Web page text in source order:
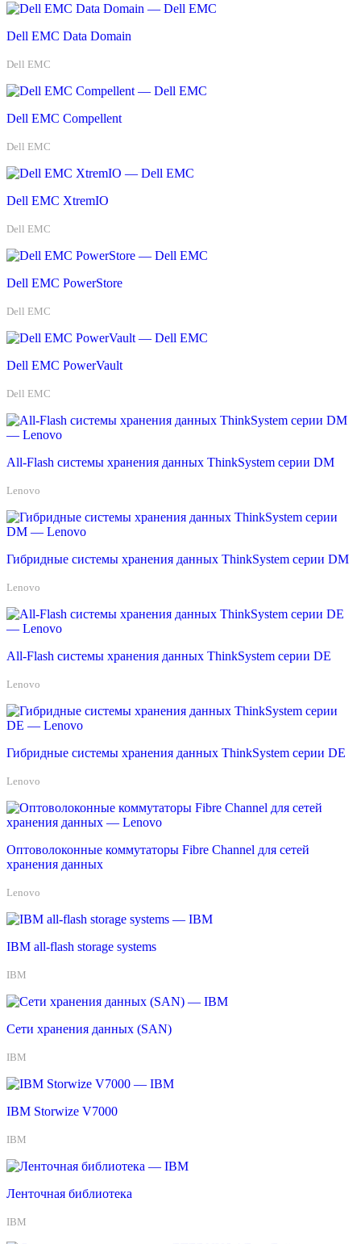
Dell EMC Data Domain
Dell EMC
Dell EMC Compellent
Dell EMC
Dell EMC XtremIO
Dell EMC
Dell EMC PowerStore
Dell EMC
Dell EMC PowerVault
Dell EMC
All-Flash системы хранения данных ThinkSystem серии DM
Lenovo
Гибридные системы хранения данных ThinkSystem серии DM
Lenovo
All-Flash системы хранения данных ThinkSystem серии DE
Lenovo
Гибридные системы хранения данных ThinkSystem серии DE
Lenovo
Оптоволоконные коммутаторы Fibre Channel для сетей
хранения данных
Lenovo
IBM all-flash storage systems
IBM
Сети хранения данных (SAN)
IBM
IBM Storwize V7000
IBM
Ленточная библиотека
IBM